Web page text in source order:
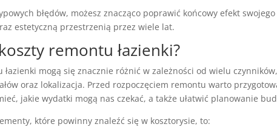
błędów, możesz znacząco poprawić końcowy efekt
estetyczną przestrzenią przez wiele lat.
remontu łazienki?
łazienki mogą się znacznie różnić w zależności od wielu
oraz lokalizacja. Przed rozpoczęciem remontu warto
jakie wydatki mogą nas czekać, a także ułatwić planowanie
które powinny znaleźć się w kosztorysie, to: